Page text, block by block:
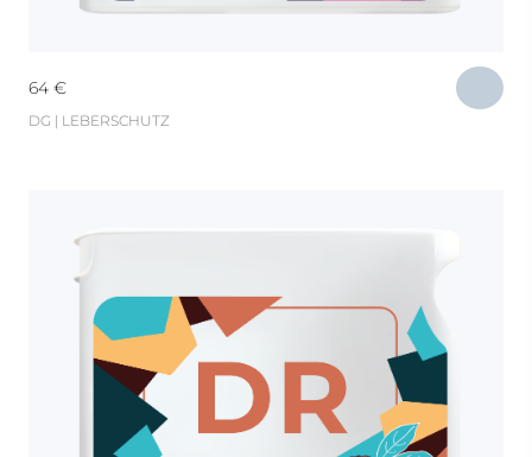
64 €
DG | LEBERSCHUTZ